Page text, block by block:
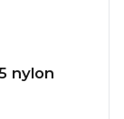
nylon